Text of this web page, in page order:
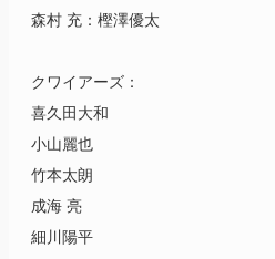
森村 充：樫澤優太
クワイアーズ：
喜久田大和
小山麗也
竹本太朗
成海 亮
細川陽平